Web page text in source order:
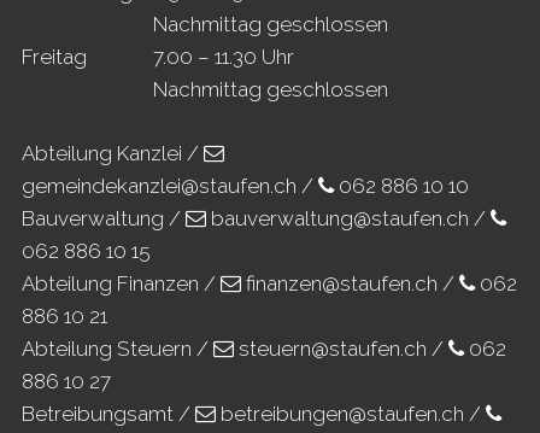
Nachmittag geschlossen
Freitag
7.00 – 11.30 Uhr
Nachmittag geschlossen
Abteilung Kanzlei /
gemeindekanzlei@staufen.ch /
062 886 10 10
Bauverwaltung /
bauverwaltung@staufen.ch /
062 886 10 15
Abteilung Finanzen /
finanzen@staufen.ch /
062
886 10 21
Abteilung Steuern /
steuern@staufen.ch /
062
886 10 27
Betreibungsamt /
betreibungen@staufen.ch /